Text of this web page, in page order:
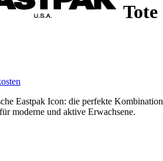
Tote
Eastpak Icon: die perfekte Kombination
moderne und aktive Erwachsene.